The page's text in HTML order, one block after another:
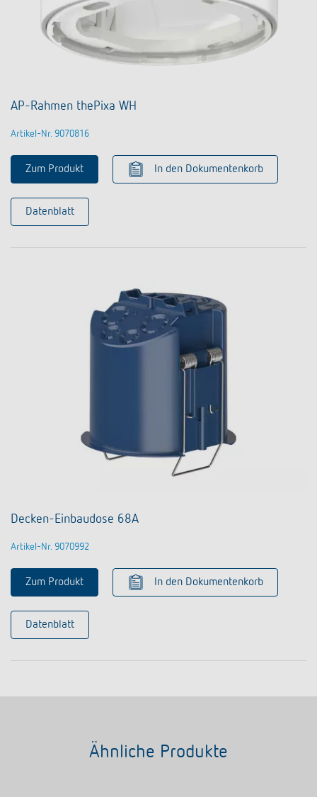
AP-Rahmen thePixa WH
Artikel-Nr. 9070816
Zum Produkt In den Dokumentenkorb
Datenblatt
Decken-Einbaudose 68A
Artikel-Nr. 9070992
Zum Produkt In den Dokumentenkorb
Datenblatt
Ähnliche Produkte